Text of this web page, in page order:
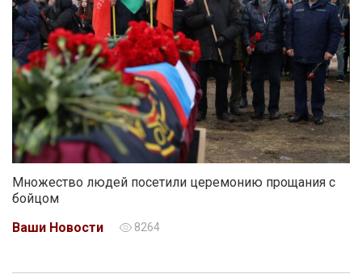
Множество людей посетили церемонию прощания с
бойцом
Ваши Новости
8264